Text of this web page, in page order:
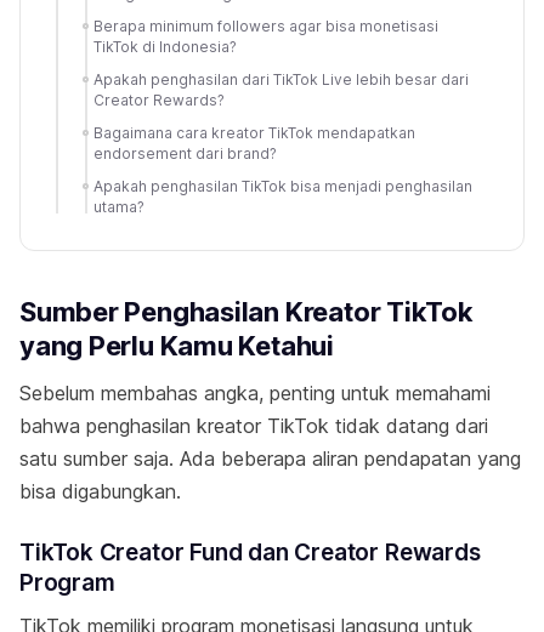
Berapa minimum followers agar bisa monetisasi
TikTok di Indonesia?
Apakah penghasilan dari TikTok Live lebih besar dari
Creator Rewards?
Bagaimana cara kreator TikTok mendapatkan
endorsement dari brand?
Apakah penghasilan TikTok bisa menjadi penghasilan
utama?
Sumber Penghasilan Kreator TikTok
yang Perlu Kamu Ketahui
Sebelum membahas angka, penting untuk memahami
bahwa penghasilan kreator TikTok tidak datang dari
satu sumber saja. Ada beberapa aliran pendapatan yang
bisa digabungkan.
TikTok Creator Fund dan Creator Rewards
Program
TikTok memiliki program monetisasi langsung untuk